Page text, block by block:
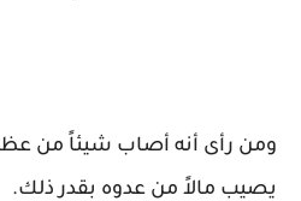
ومن رأى أنه أصاب شيئاً من
يصيب مالاً من عدوه بقدر ذلك.